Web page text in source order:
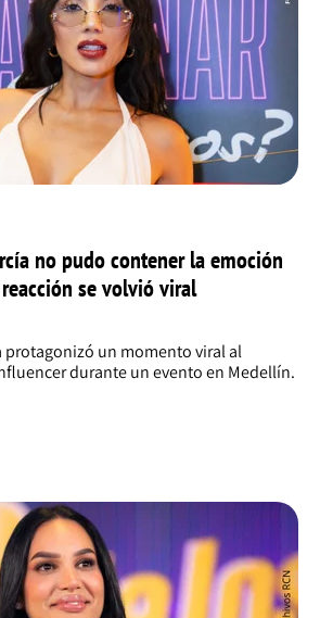
no pudo contener la emoción
se volvió viral
protagonizó un momento viral al
durante un evento en Medellín.